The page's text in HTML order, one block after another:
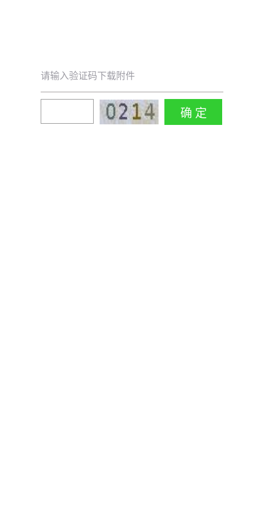
请输入验证码下载附件